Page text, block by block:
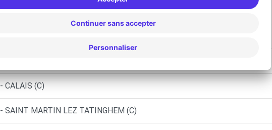
(C)
CALAIS (C)
SAINT MARTIN LEZ TATINGHEM (C)